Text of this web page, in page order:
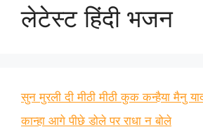
लेटेस्ट हिंदी भजन
सुन मुरली दी मीठी मीठी कुक कन्हैया मैनु
कान्हा आगे पीछे डोले पर राधा न बोले